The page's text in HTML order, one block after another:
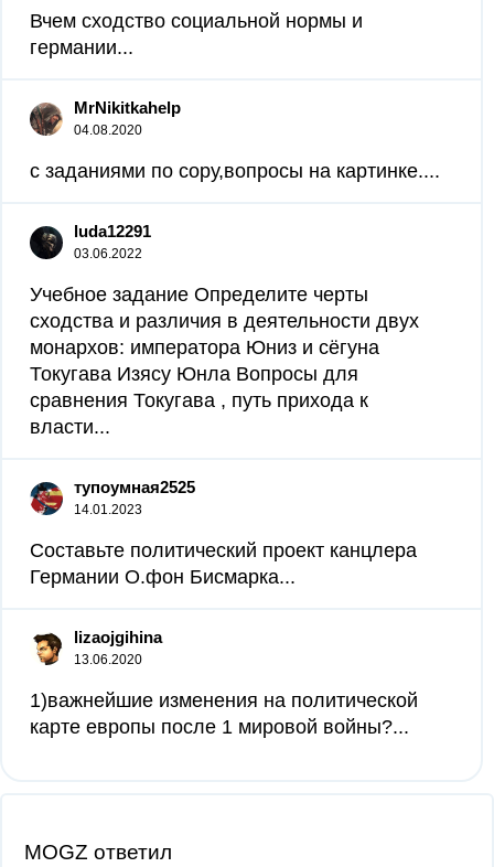
Вчем сходство социальной нормы и
германии...
MrNikitkahelp
04.08.2020
с заданиями по сору,вопросы на картинке....
luda12291
03.06.2022
Учебное задание Определите черты
сходства и различия в деятельности двух
монархов: императора Юниз и сёгуна
Токугава Изясу Юнла Вопросы для
сравнения Токугава , путь прихода к
власти...
тупоумная2525
14.01.2023
Составьте политический проект канцлера
Германии О.фон Бисмарка...
lizaojgihina
13.06.2020
1)важнейшие изменения на политической
карте европы после 1 мировой войны?...
MOGZ ответил